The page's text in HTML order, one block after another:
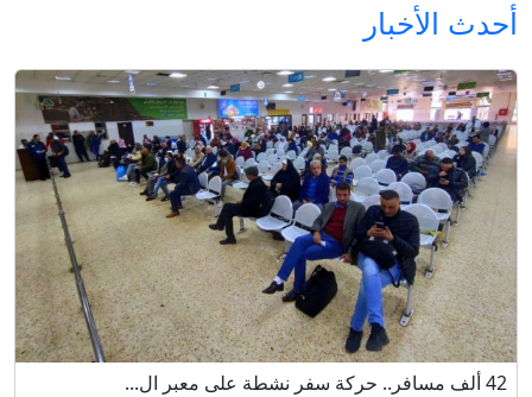
أحدث الأخبار
42 ألف مسافر.. حركة سفر نشطة على معبر ال...